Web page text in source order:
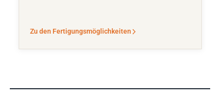
Zu den Fertigungsmöglichkeiten